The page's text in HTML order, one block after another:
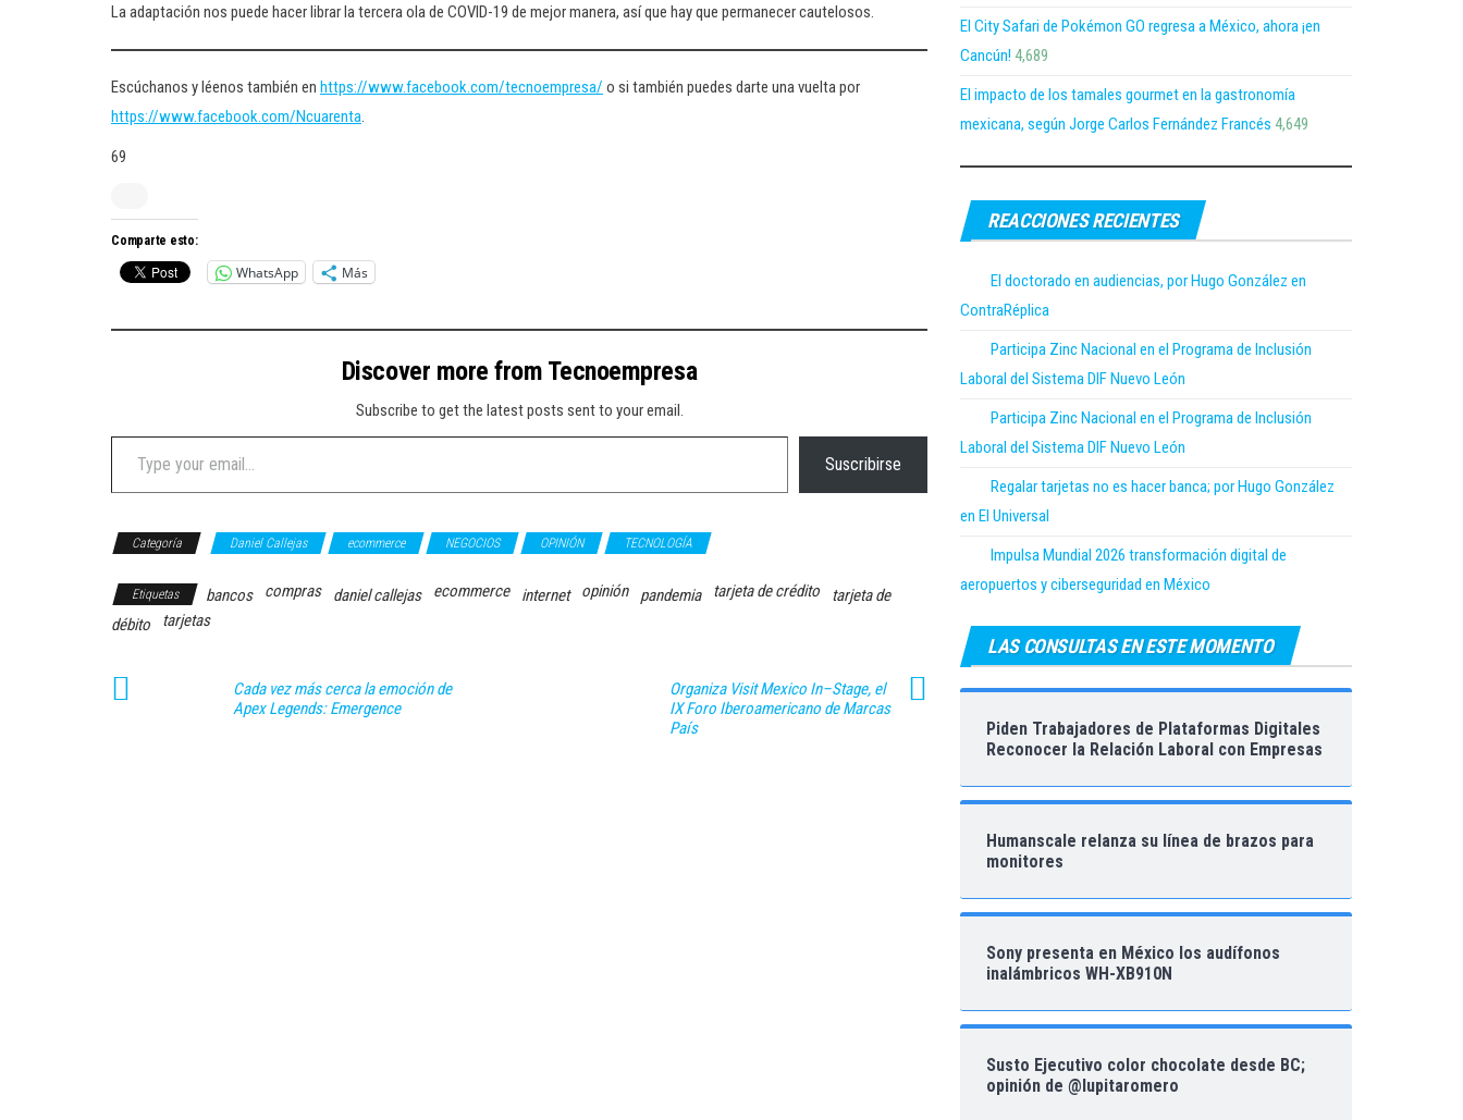
La adaptación nos puede hacer librar la tercera ola de COVID-19 de mejor manera, así que hay que permanecer cautelosos.
Escúchanos y léenos también en https://www.facebook.com/tecnoempresa/ o si también puedes darte una vuelta por
https://www.facebook.com/Ncuarenta.
69
Comparte esto:
WhatsApp Más
Discover more from Tecnoempresa
Subscribe to get the latest posts sent to your email.
Type your email…
Suscribirse
Categoría Daniel Callejas ecommerce NEGOCIOS OPINIÓN TECNOLOGÍA
Etiquetas bancos compras daniel callejas ecommerce internet opinión pandemia tarjeta de crédito
tarjeta de
débito
tarjetas
Cada vez más cerca la emoción de
Apex Legends: Emergence
Organiza Visit Mexico In–Stage, el
IX Foro Iberoamericano de Marcas
País
El City Safari de Pokémon GO regresa a México, ahora ¡en
Cancún! 4,689
El impacto de los tamales gourmet en la gastronomía
mexicana, según Jorge Carlos Fernández Francés 4,649
REACCIONES RECIENTES
El doctorado en audiencias, por Hugo González en
ContraRéplica
Participa Zinc Nacional en el Programa de Inclusión
Laboral del Sistema DIF Nuevo León
Participa Zinc Nacional en el Programa de Inclusión
Laboral del Sistema DIF Nuevo León
Regalar tarjetas no es hacer banca; por Hugo González
en El Universal
Impulsa Mundial 2026 transformación digital de
aeropuertos y ciberseguridad en México
LAS CONSULTAS EN ESTE MOMENTO
Piden Trabajadores de Plataformas Digitales
Reconocer la Relación Laboral con Empresas
Humanscale relanza su línea de brazos para
monitores
Sony presenta en México los audífonos
inalámbricos WH-XB910N
Susto Ejecutivo color chocolate desde BC;
opinión de @lupitaromero